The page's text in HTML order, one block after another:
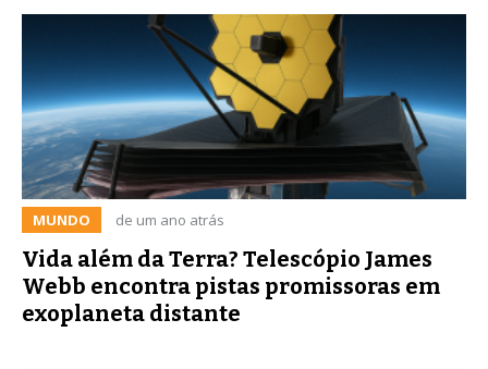
MUNDO de um ano atrás
Vida além da Terra? Telescópio James
Webb encontra pistas promissoras em
exoplaneta distante